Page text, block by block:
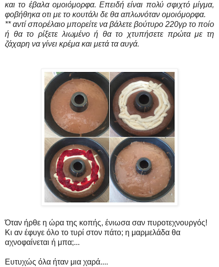
και το έβαλα ομοιόμορφα. Επειδή είναι πολύ σφιχτό μίγμα,
φοβήθηκα οτι με το κουτάλι δε θα απλωνόταν ομοιόμορφα.
** αντί σπορέλαιο μπορείτε να βάλετε βούτυρο 220γρ το ποίο
ή θα το ρίξετε λιωμένο ή θα το χτυπήσετε πρώτα με τη
ζάχαρη να γίνει κρέμα και μετά τα αυγά.
Όταν ήρθε η ώρα της κοπής, ένιωσα σαν πυροτεχνουργός!
Κι αν έφυγε όλο το τυρί στον πάτο; η μαρμελάδα θα
αχνοφαίνεται ή μπα;...
Ευτυχώς όλα ήταν μια χαρά....